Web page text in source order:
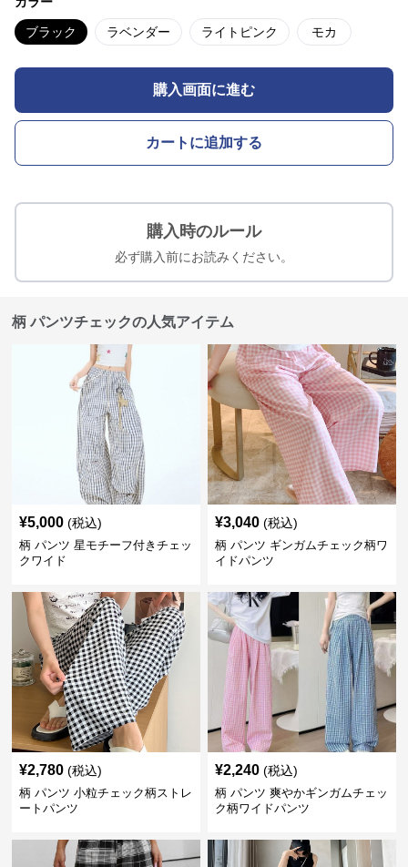
ブラック ラベンダー ライトピンク モカ
購入画面に進む
カートに追加する
購入時のルール
必ず購入前にお読みください。
柄 パンツチェックの人気アイテム
¥5,000 (税込)
柄 パンツ 星モチーフ付きチェッ
クワイド
¥3,040 (税込)
柄 パンツ ギンガムチェック柄ワ
イドパンツ
¥2,780 (税込)
柄 パンツ 小粒チェック柄ストレ
ートパンツ
¥2,240 (税込)
柄 パンツ 爽やかギンガムチェッ
ク柄ワイドパンツ